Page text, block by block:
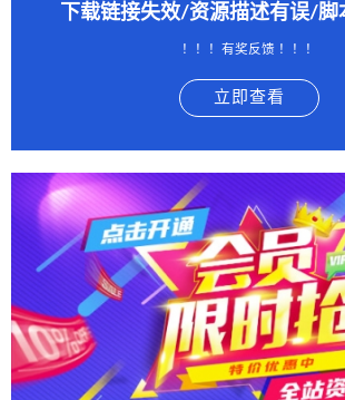
下载链接失效/资源描述有误/脚
！！！有奖反馈 ！！！
立即查看